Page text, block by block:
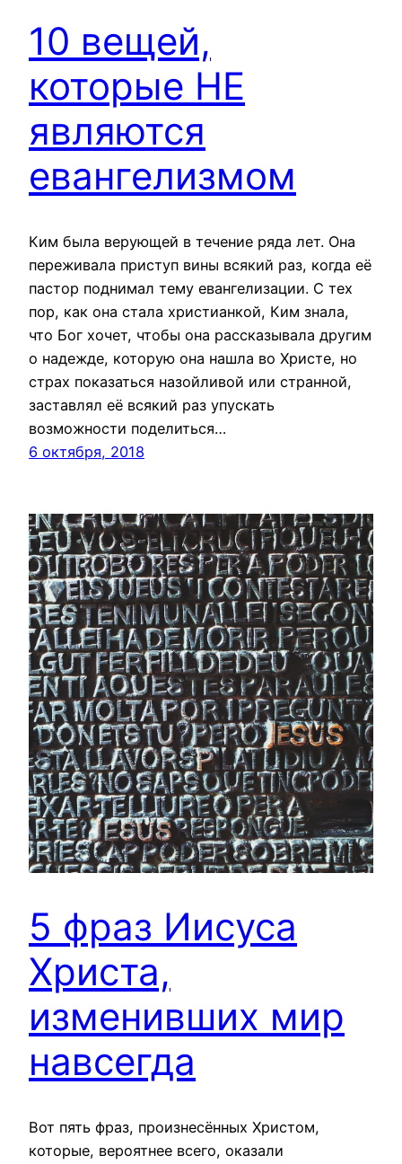
10 вещей,
которые НЕ
являются
евангелизмом
Ким была верующей в течение ряда лет. Она
переживала приступ вины всякий раз, когда её
пастор поднимал тему евангелизации. С тех
пор, как она стала христианкой, Ким знала,
что Бог хочет, чтобы она рассказывала другим
о надежде, которую она нашла во Христе, но
страх показаться назойливой или странной,
заставлял её всякий раз упускать
возможности поделиться…
6 октября, 2018
5 фраз Иисуса
Христа,
изменивших мир
навсегда
Вот пять фраз, произнесённых Христом,
которые, вероятнее всего, оказали